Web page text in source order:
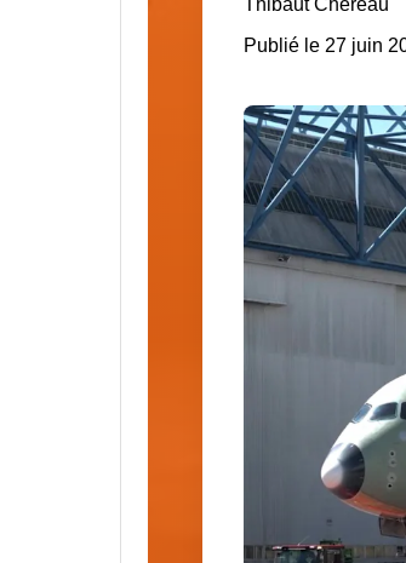
Thibaut Chéreau
Publié le 27 juin